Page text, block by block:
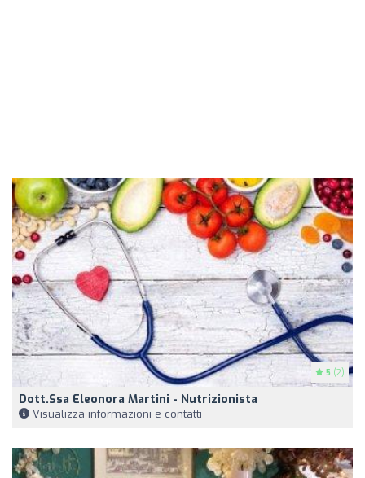
5 (2)
Dott.ssa Eleonora Martini - Nutrizionista
Visualizza informazioni e contatti